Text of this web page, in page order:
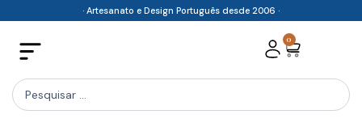
content
· Artesanato e Design Português desde 2006 ·
0
Cart
Search
...